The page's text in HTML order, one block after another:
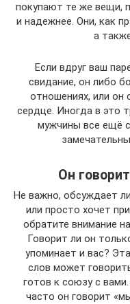
покупают те же вещи,
и надежнее. Они, как
а
Если вдруг ваш
свидание, он либо
отношениях, или он
сердце. Иногда в это
мужчины все ещё
Он
Не важно, обсуждает
или просто хочет
обратите внимание
Говорит ли он
упоминает и вас?
слов может
готов к союзу с
часто он говорит